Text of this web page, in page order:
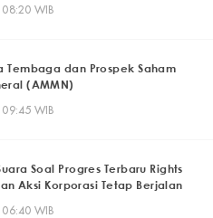
WIB
Tembaga dan Prospek Saham
(AMMN)
WIB
Soal Progres Terbaru Rights
Aksi Korporasi Tetap Berjalan
WIB